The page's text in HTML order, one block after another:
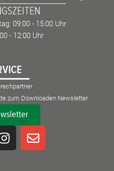
09:00 - 15:00 Uhr
- 12:00 Uhr
zum Downloaden Newsletter
I
n
E
n